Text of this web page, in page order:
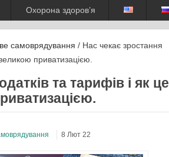
Охорона здоров’я
самоврядування / Нас чекає зростання
приватизацією.
та тарифів і як це
8 Лют 22